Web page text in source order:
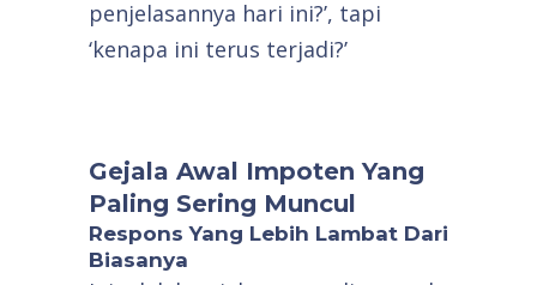
penjelasannya hari ini?’, tapi
‘kenapa ini terus terjadi?’
Gejala Awal Impoten Yang
Paling Sering Muncul
Respons Yang Lebih Lambat Dari
Biasanya